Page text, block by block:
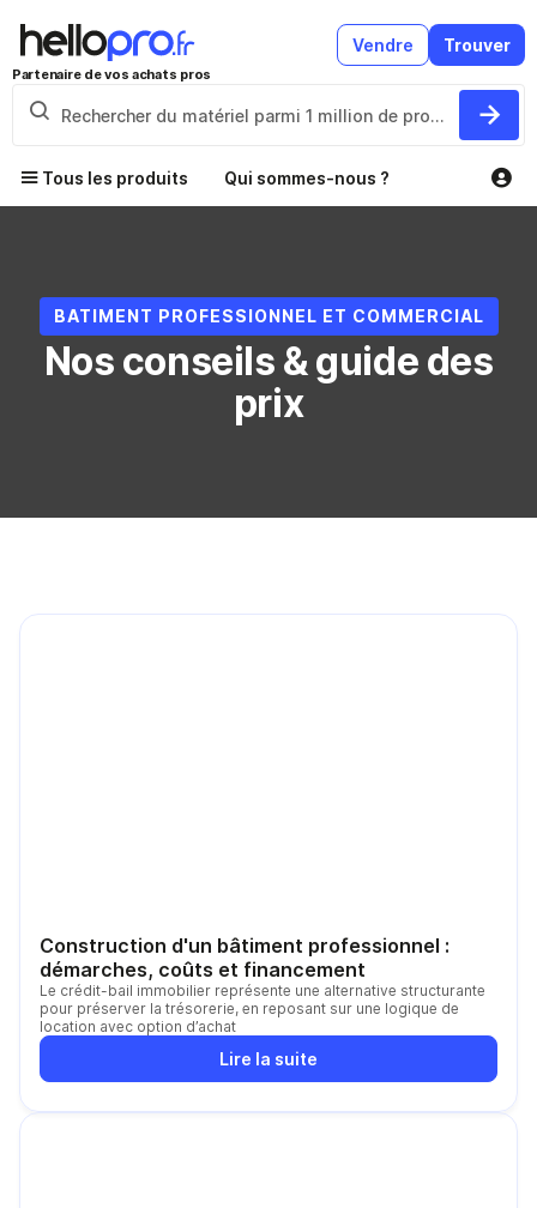
Partenaire de vos achats pros
Vendre Trouver
Tous les produits Qui sommes-nous ?
BATIMENT PROFESSIONNEL ET COMMERCIAL
Nos conseils & guide des
prix
Construction d'un bâtiment professionnel :
démarches, coûts et financement
Le crédit-bail immobilier représente une alternative structurante
pour préserver la trésorerie, en reposant sur une logique de
location avec option d’achat
Lire la suite